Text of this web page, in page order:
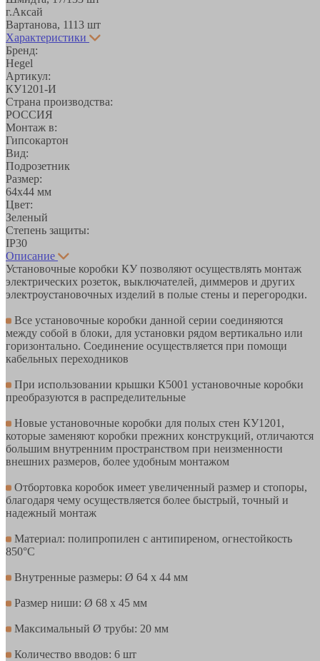
г.Аксай
Вартанова, 1113 шт
Характеристики
Бренд:
Hegel
Артикул:
КУ1201-И
Страна производства:
РОССИЯ
Монтаж в:
Гипсокартон
Вид:
Подрозетник
Размер:
64х44 мм
Цвет:
Зеленый
Степень защиты:
IP30
Описание
Установочные коробки КУ позволяют осуществлять монтаж
электрических розеток, выключателей, диммеров и других
электроустановочных изделий в полые стены и перегородки.
Все установочные коробки данной серии соединяются
между собой в блоки, для установки рядом вертикально или
горизонтально. Соединение осуществляется при помощи
кабельных переходников
При использовании крышки К5001 установочные коробки
преобразуются в распределительные
Новые установочные коробки для полых стен КУ1201,
которые заменяют коробки прежних конструкций, отличаются
большим внутренним пространством при неизменности
внешних размеров, более удобным монтажом
Отбортовка коробок имеет увеличенный размер и стопоры,
благодаря чему осуществляется более быстрый, точный и
надежный монтаж
Материал: полипропилен с антипиреном, огнестойкость
850°C
Внутренные размеры: Ø 64 x 44 мм
Размер ниши: Ø 68 x 45 мм
Максимальный Ø трубы: 20 мм
Количество вводов: 6 шт